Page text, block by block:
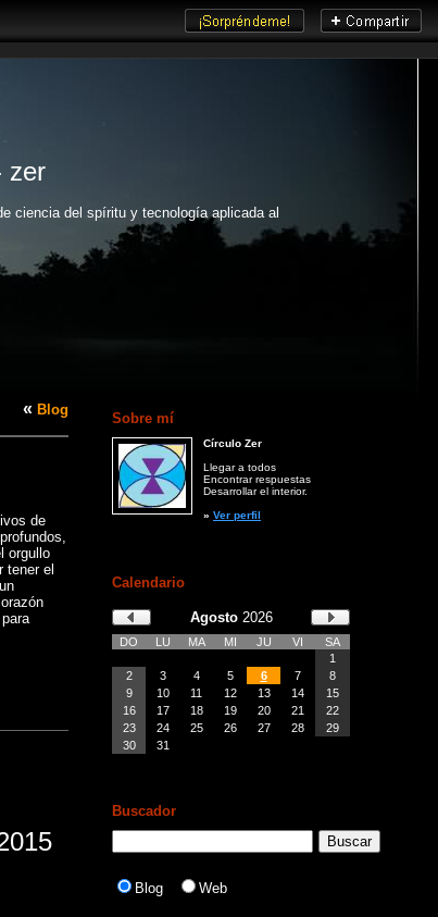
zer
ciencia del spíritu y tecnología aplicada al
« Blog
de
orgullo
tener el
Sobre mí
Círculo Zer
Llegar a todos
Encontrar respuestas
Desarrollar el interior.
» Ver perfil
Calendario
Agosto2026
DO LU MA MI JU VI
SA
1
2
3 4 5 6 7
8
9
10 11 12 13 14
15
16
17 18 19 20 21
22
23
24 25 26 27 28
29
30
31
Buscador
Blog Web